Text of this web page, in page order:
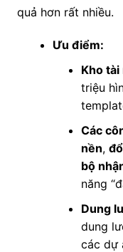
quả hơn rất nhiều.
Ưu điểm:
Kho
triệu
Các
nền,
bộ
năng
Dung
dung
các dự